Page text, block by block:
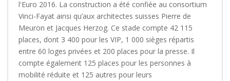
l'Euro 2016. La construction a été confiée au consortium
Vinci-Fayat ainsi qu’aux architectes suisses Pierre de
Meuron et Jacques Herzog. Ce stade compte 42 115
places, dont 3 400 pour les VIP, 1 000 sièges répartis
entre 60 loges privées et 200 places pour la presse. Il
compte également 125 places pour les personnes à
mobilité réduite et 125 autres pour leurs